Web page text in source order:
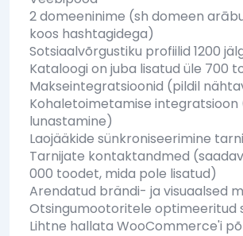
2 domeeninime (sh domeen
koos hashtagidega)
Sotsiaalvõrgustiku profiilid 1200
Kataloogi on juba lisatud üle 700
Makseintegratsioonid (pildil
Kohaletoimetamise integratsioon
lunastamine)
Laojääkide sünkroniseerimine
Tarnijate kontaktandmed
000 toodet, mida pole lisatud)
Arendatud brändi- ja visuaalsed
Otsingumootoritele optimeeritud
Lihtne hallata WooCommerce'i